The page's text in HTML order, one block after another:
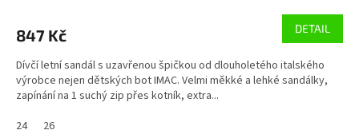
847 Kč DETAIL
Dívčí letní sandál s uzavřenou špičkou od dlouholetého italského
výrobce nejen dětských bot IMAC. Velmi měkké a lehké sandálky,
zapínání na 1 suchý zip přes kotník, extra...
24
26